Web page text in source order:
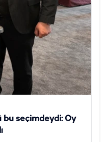
bu seçimdeydi: Oy